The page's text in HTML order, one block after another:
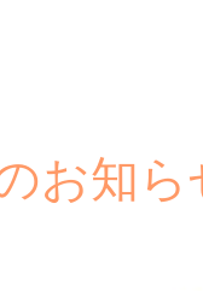
お知ら